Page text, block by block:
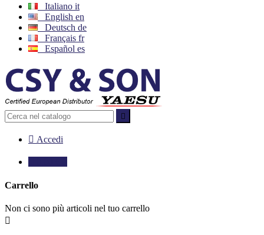
Italiano it
English en
Deutsch de
Français fr
Español es

 Accedi
Carrello
Non ci sono più articoli nel tuo carrello
